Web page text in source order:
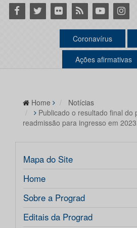
Facebook
Twitter Flickr RSS Youtube
Coronavírus
Ações afirmativas
Home
Notícias
Publicado o resultado final do
readmissão para ingresso em
Mapa do Site
Home
Sobre a Prograd
Editais da Prograd